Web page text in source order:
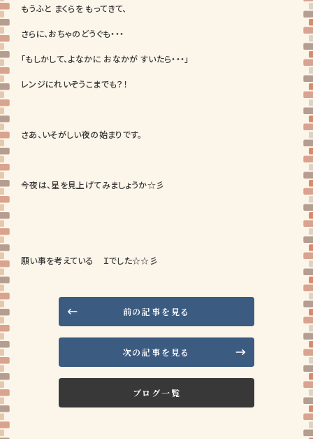
もうふと まくらを もってきて、
さらに、おちゃのどうぐも・・・
「もしかして、よなかに おなかが すいたら・・・」
レンジにれいぞうこまでも？！
さあ、いそがしい夜の始まりです。
今夜は、星を見上げてみましょうか☆彡
願い事を考えている Ｉでした☆☆彡
前の記事を見る
ブログ一覧
次の記事を見る